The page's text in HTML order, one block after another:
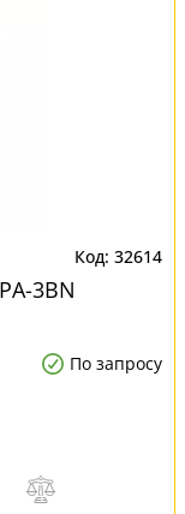
32614
3BN
По запросу